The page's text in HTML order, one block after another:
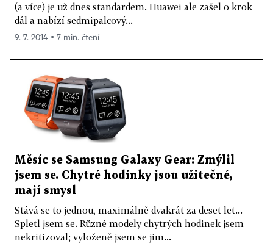
(a více) je už dnes standardem. Huawei ale zašel o krok
dál a nabízí sedmipalcový...
9. 7. 2014 ▪ 7 min. čtení
Měsíc se Samsung Galaxy Gear: Zmýlil
jsem se. Chytré hodinky jsou užitečné,
mají smysl
Stává se to jednou, maximálně dvakrát za deset let...
Spletl jsem se. Různé modely chytrých hodinek jsem
nekritizoval; vyloženě jsem se jim...